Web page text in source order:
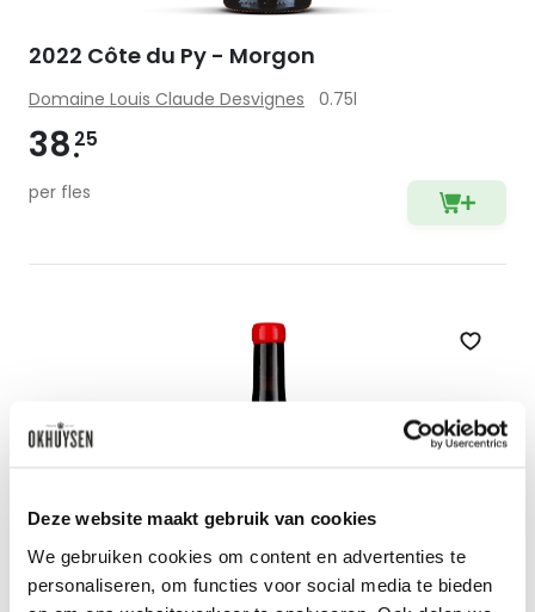
Deze website maakt gebruik van cookies
We gebruiken cookies om content en advertenties te
personaliseren, om functies voor social media te bieden
2022 Côte du Py - Morgon
Domaine Louis Claude Desvignes 0.75l
38 25
per fles
Zet